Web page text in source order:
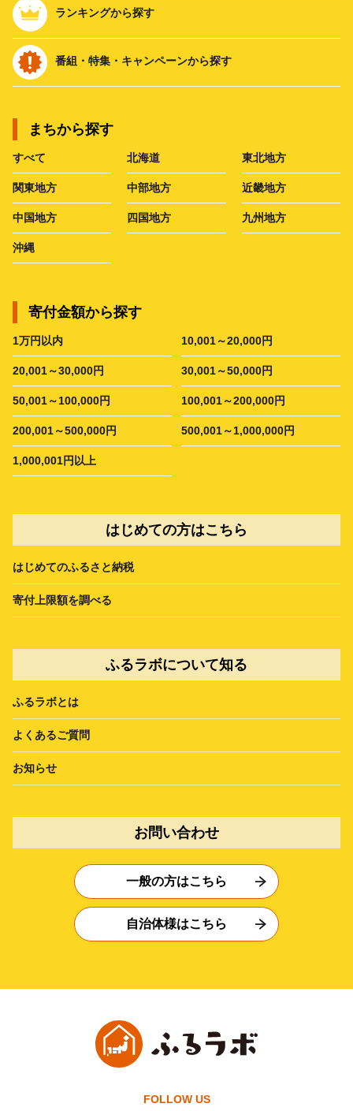
ランキングから探す
番組・特集・キャンペーンから探す
まちから探す
すべて 北海道 東北地方
関東地方 中部地方 近畿地方
中国地方 四国地方 九州地方
沖縄
寄付金額から探す
1万円以内 10,001～20,000円
20,001～30,000円 30,001～50,000円
50,001～100,000円 100,001～200,000円
200,001～500,000円 500,001～1,000,000円
1,000,001円以上
はじめての方はこちら
はじめてのふるさと納税
寄付上限額を調べる
ふるラボについて知る
ふるラボとは
よくあるご質問
お知らせ
お問い合わせ
一般の方はこちら
自治体様はこちら
FOLLOW US